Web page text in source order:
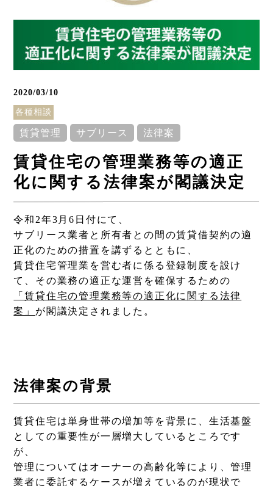
Column
コラム
2020/03/10
各種相談
賃貸管理 サブリース 法律案
賃貸住宅の管理業務等の適正
化に関する法律案が閣議決定
令和2年3月6日付にて、
サブリース業者と所有者との間の賃貸借契約の適
正化のための措置を講ずるとともに、
賃貸住宅管理業を営む者に係る登録制度を設け
て、その業務の適正な運営を確保するための
「賃貸住宅の管理業務等の適正化に関する法律
案」 が閣議決定されました。
法律案の背景
賃貸住宅は単身世帯の増加等を背景に、生活基盤
としての重要性が一層増大しているところです
が、
管理についてはオーナーの高齢化等により、管理
業者に委託するケースが増えているのが現状で